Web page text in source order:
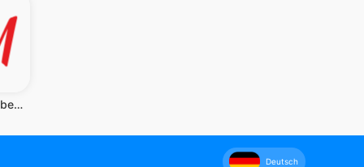
H&M – wir lieben Mode
Deutsch